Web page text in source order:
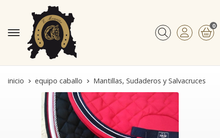
Buscar
0
inicio equipo caballo Mantillas, Sudaderos y Salvacruces